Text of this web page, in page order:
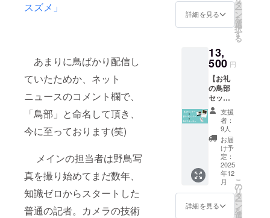
スズメ」
あまりに鳥ばかり配信し
ていたためか、ネット
ニュースのコメント欄で、
「鳥部」と命名して頂き、
今に至っております(笑)
メインの担当者は野鳥写
真を撮り始めてまだ数年、
知識ゼロからスタートした
普通の記者。カメラの技術
て、お
礼の
メッ
セージ
た鳥部
ポスト
カード
と、丹
波新聞
鳥部壁
掛けカ
レン
ダー
2026（
A３サイ
ズ）を
お送り
しま
す。 ※
画像は
サンプ
詳細を見る
タ
ー
ン
を
選
択
す
る
13,
500 円
【お礼
の鳥部
セット
①】 感
謝の気
持ちを
込め
て、 ・
鳥部ポ
スト
カード
・鳥部
卓上カ
レン
ダー
支援
者：
9人
お届
け予
定：
2025
年12
月
詳細を見る
こ
の
リ
タ
ー
ン
を
選